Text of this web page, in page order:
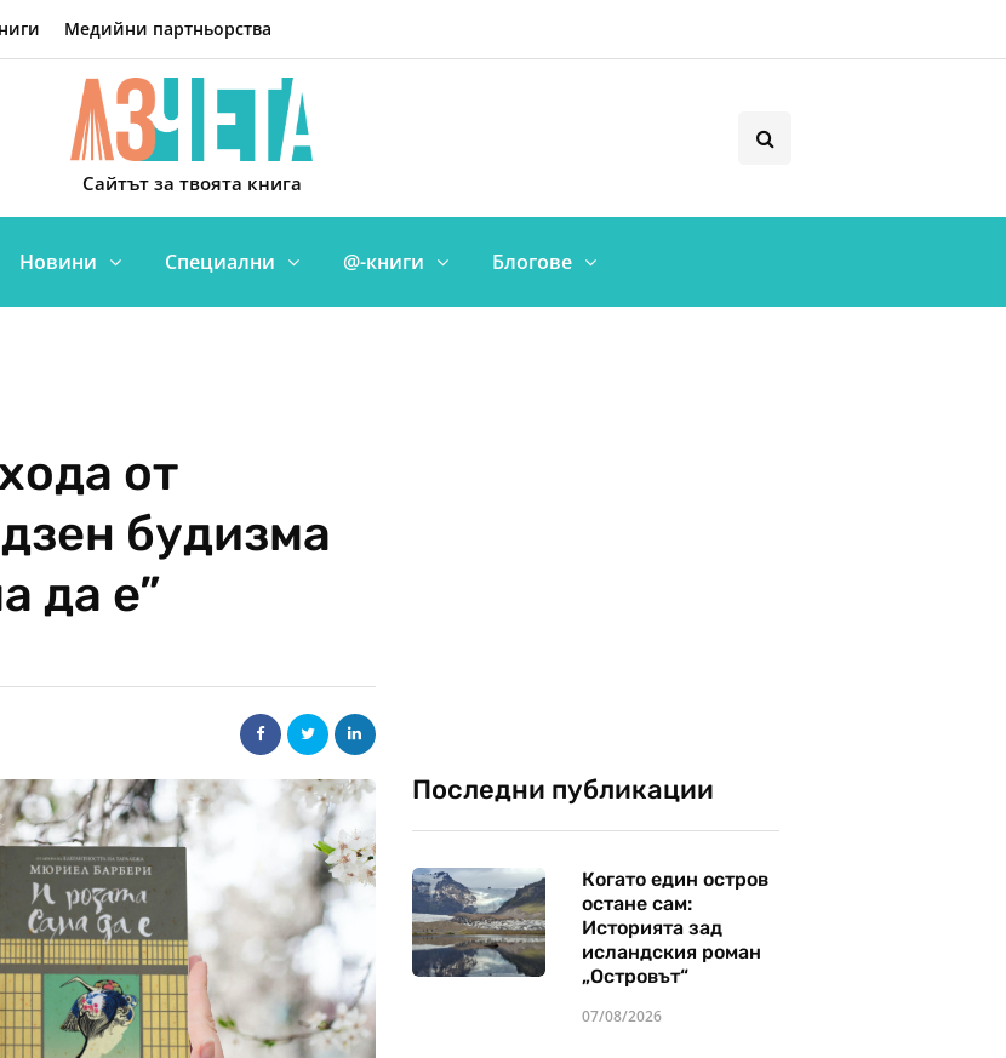
Медийни партньорства
Сайтът за твоята книга
Новини Специални @-книги Блогове
от
будизма
да е”
Последни публикации
Когато един остров
остане сам:
Историята зад
исландския роман
„Островът“
07/08/2026